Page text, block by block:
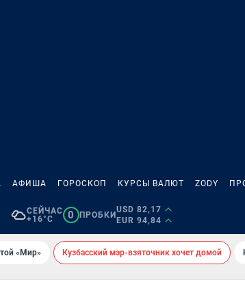
АФИША ГОРОСКОП КУРСЫ ВАЛЮТ ZODY
СЕЙЧАС
+16°C
0 ПРОБКИ
USD 82,17
EUR 94,84
«Мир» Кузбасский мэр-взяточник хочет домой